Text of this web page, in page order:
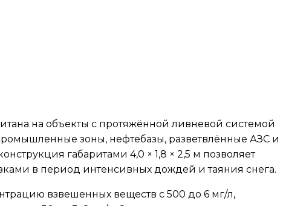
на объекты с протяжённой ливневой системой
зоны, нефтебазы, разветвлённые АЗС и
габаритами 4,0 × 1,8 × 2,5 м позволяет
в период интенсивных дождей и таяния снега.
взвешенных веществ с 500 до 6 мг/л,